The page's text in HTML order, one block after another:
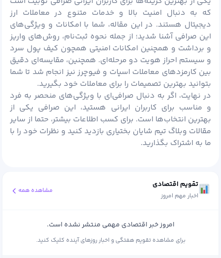
که به دنبال امنیت بالا و خدمات متنوع در معاملات ارز
دیجیتال هستند. در این مقاله، شما با امکانات و ویژگی‌های
این صرافی آشنا شدید؛ از جمله نحوه ثبت‌نام، روش‌های واریز
و برداشت و همچنین امکانات امنیتی همچون کیف پول سرد
و سیستم احراز هویت دو مرحله‌ای. همچنین، مقایسه‌ای دقیق
بین کارمزدهای معاملات اسپات و فیوچرز نیز انجام شد تا شما
بتوانید بهترین تصمیمات را برای معاملات خود بگیرید.
در نهایت، اگر به دنبال صرافی‌ای با ویژگی‌های منحصر به فرد
و مناسب برای کاربران ایرانی هستید، این صرافی یکی از
بهترین انتخاب‌ها است. برای کسب اطلاعات بیشتر، حتما از سایر
مقالات وبلاگ تیم شایان بختیاری بازدید کنید و نظرات خود را با
ما به اشتراک بگذارید.
تقویم اقتصادی
اخبار مهم امروز
مشاهده همه
امروز خبر اقتصادی مهمی منتشر نشده است.
برای مشاهده تقویم هفتگی و اخبار روزهای آینده کلیک کنید.